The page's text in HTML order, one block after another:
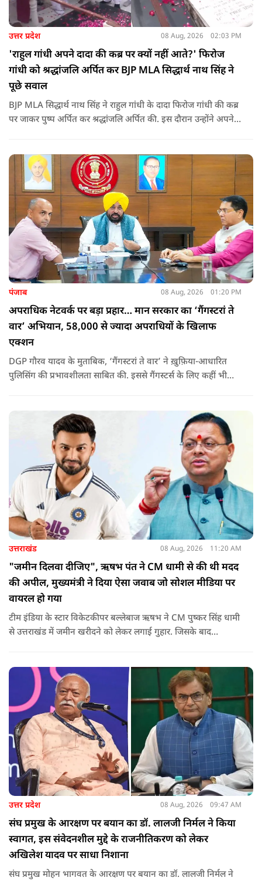
उत्तर प्रदेश 08 Aug, 2026 02:03 PM
'राहुल गांधी अपने दादा की कब्र पर क्यों नहीं आते?' फिरोज
गांधी को श्रद्धांजलि अर्पित कर BJP MLA सिद्धार्थ नाथ सिंह ने
पूछे सवाल
BJP MLA सिद्धार्थ नाथ सिंह ने राहुल गांधी के दादा फिरोज गांधी की कब्र
पर जाकर पुष्प अर्पित कर श्रद्धांजलि अर्पित की. इस दौरान उन्होंने अपने
कि वह भविष्य में क्या करें.
पंजाब 08 Aug, 2026 01:20 PM
अपराधिक नेटवर्क पर बड़ा प्रहार… मान सरकार का ‘गैंगस्टरां ते
वार’ अभियान, 58,000 से ज्यादा अपराधियों के खिलाफ
एक्शन
DGP गौरव यादव के मुताबिक, ‘गैंगस्टरां ते वार’ ने ख़ुफ़िया-आधारित
पुलिसिंग की प्रभावशीलता साबित की. इससे गैंगस्टर्स के लिए कहीं भी
उत्तराखंड 08 Aug, 2026 11:20 AM
"जमीन दिलवा दीजिए", ऋषभ पंत ने CM धामी से की थी मदद
की अपील, मुख्यमंत्री ने दिया ऐसा जवाब जो सोशल मीडिया पर
वायरल हो गया
टीम इंडिया के स्टार विकेटकीपर बल्लेबाज ऋषभ ने CM पुष्कर सिंह धामी
से उत्तराखंड में जमीन खरीदने को लेकर लगाई गुहार. जिसके बाद
उत्तर प्रदेश 08 Aug, 2026 09:47 AM
संघ प्रमुख के आरक्षण पर बयान का डॉ. लालजी निर्मल ने किया
स्वागत, इस संवेदनशील मुद्दे के राजनीतिकरण को लेकर
अखिलेश यादव पर साधा निशाना
संघ प्रमुख मोहन भागवत के आरक्षण पर बयान का डॉ. लालजी निर्मल ने